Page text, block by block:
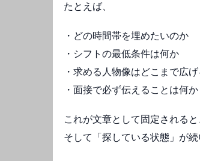
たとえば、
・どの時間帯を埋めたいのか
・シフトの最低条件は何か
・求める人物像はどこまで広
・面接で必ず伝えることは何か
これが文章として固定される
そして「探している状態」が